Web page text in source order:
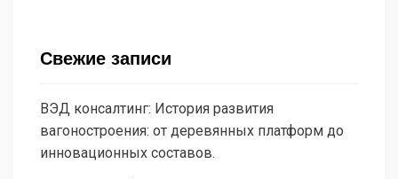
Свежие записи
ВЭД консалтинг: История развития
вагоностроения: от деревянных платформ до
инновационных составов.